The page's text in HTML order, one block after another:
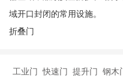
域开口封闭的常用设施。
折叠门
工业门 快速门 提升门 钢